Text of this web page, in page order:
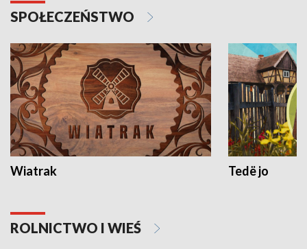
SPOŁECZEŃSTWO
Wiatrak Tedë jo
ROLNICTWO I WIEŚ